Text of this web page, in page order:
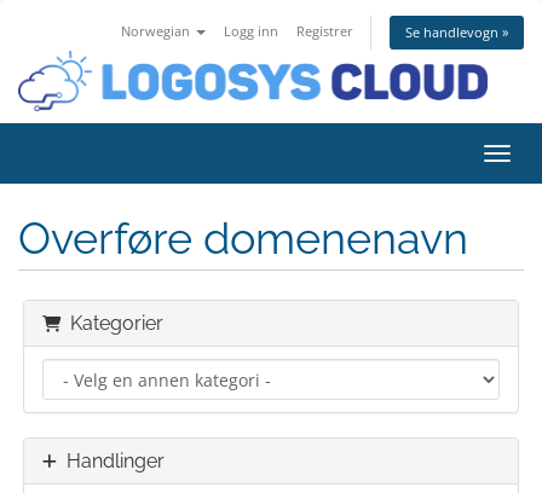
Norwegian Logg inn Registrer Se handlevogn »
Bytt
Overføre domenenavn
Kategorier
Handlinger